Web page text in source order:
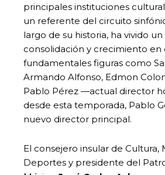
principales instituciones
un referente del circuito
largo de su historia, ha vivido
consolidación y crecimiento en
fundamentales figuras como
Armando Alfonso, Edmon
Pablo Pérez —actual director
desde esta temporada, Pablo
nuevo director principal.
El consejero insular de Cultura,
Deportes y presidente del